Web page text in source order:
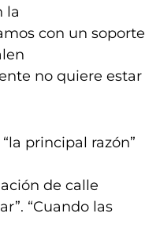
la
con un soporte
no quiere estar
principal razón”
de calle
“Cuando las